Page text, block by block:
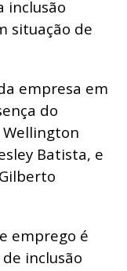
inclusão
situação de
empresa em
do
Batista, e
emprego é
inclusão